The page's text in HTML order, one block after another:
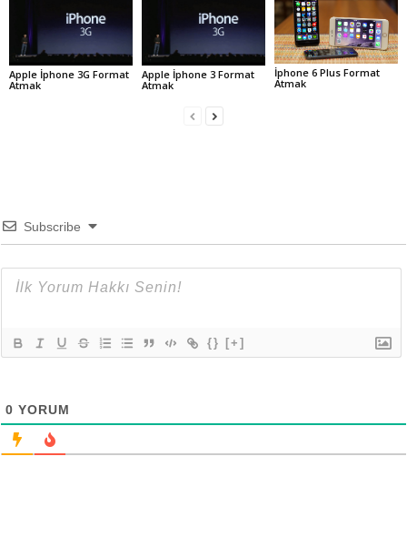
Apple İphone 3G Format
Atmak
Apple İphone 3 Format
Atmak
İphone 6 Plus Format
Atmak
Subscribe
{} [+]
0 YORUM